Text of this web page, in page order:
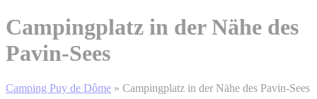
Campingplatz in der Nähe des
Pavin-Sees
Camping Puy de Dôme » Campingplatz in der Nähe des Pavin-Sees